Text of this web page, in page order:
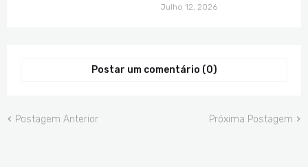
Julho 12, 2026
Postar um comentário (0)
Postagem Anterior Próxima Postagem